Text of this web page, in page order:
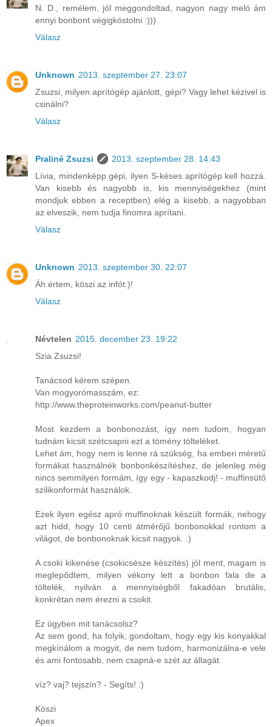
N. D., remélem, jól meggondoltad, nagyon nagy meló ám
ennyi bonbont végigkóstolni :)))
Válasz
Unknown 2013. szeptember 27. 23:07
Zsuzsi, milyen aprítógép ajánlott, gépi? Vagy lehet kézivel is
csinálni?
Válasz
Praliné Zsuzsi
2013. szeptember 28. 14:43
Lívia, mindenképp gépi, ilyen S-késes aprítógép kell hozzá.
Van kisebb és nagyobb is, kis mennyiségekhez (mint
mondjuk ebben a receptben) elég a kisebb, a nagyobban
az elveszik, nem tudja finomra aprítani.
Válasz
Unknown 2013. szeptember 30. 22:07
Áh értem, köszi az infót:)!
Válasz
Névtelen 2015. december 23. 19:22
Szia Zsuzsi!
Tanácsod kérem szépen.
Van mogyorómasszám, ez:
http://www.theproteinworks.com/peanut-butter
Most kezdem a bonbonozást, így nem tudom, hogyan
tudnám kicsit szétcsapni ezt a tömény tölteléket.
Lehet ám, hogy nem is lenne rá szükség, ha emberi méretű
formákat használnék bonbonkészítéshez, de jelenleg még
nincs semmilyen formám, így egy - kapaszkodj! - muffinsütő
szilikonformát használok.
Ezek ilyen egész apró muffinoknak készült formák, nehogy
azt hidd, hogy 10 centi átmérőjű bonbonokkal rontom a
világot, de bonbonoknak kicsit nagyok. :)
A csoki kikenése (csokicsésze készítés) jól ment, magam is
meglepődtem, milyen vékony lett a bonbon fala de a
töltelék, nyilván a mennyiségből fakadóan brutális,
konkrétan nem érezni a csokit.
Ez ügyben mit tanácsolsz?
Az sem gond, ha folyik, gondoltam, hogy egy kis konyakkal
megkínálom a mogyit, de nem tudom, harmonizálna-e vele
és ami fontosabb, nem csapná-e szét az állagát.
víz? vaj? tejszín? - Segíts! :)
Köszi
Apex